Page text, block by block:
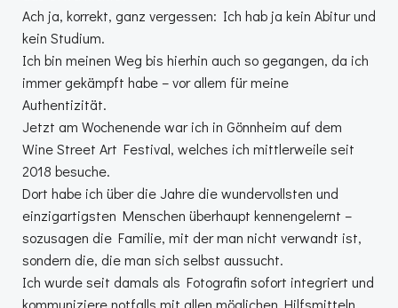
Ach ja, korrekt, ganz vergessen: Ich hab ja kein Abitur und
kein Studium.
Ich bin meinen Weg bis hierhin auch so gegangen, da ich
immer gekämpft habe – vor allem für meine
Authentizität.
Jetzt am Wochenende war ich in Gönnheim auf dem
Wine Street Art Festival, welches ich mittlerweile seit
2018 besuche.
Dort habe ich über die Jahre die wundervollsten und
einzigartigsten Menschen überhaupt kennengelernt –
sozusagen die Familie, mit der man nicht verwandt ist,
sondern die, die man sich selbst aussucht.
Ich wurde seit damals als Fotografin sofort integriert und
kommuniziere notfalls mit allen möglichen Hilfsmitteln,